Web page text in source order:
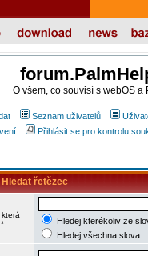
O všem, co souvisí s webOS a
Seznam uživatelů
Přihlásit se pro kontrolu
Hledat řetězec
Hledej kterékoliv ze
Hledej všechna slova